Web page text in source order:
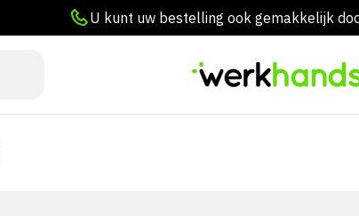
U kunt uw bestelling ook gemakkelijk